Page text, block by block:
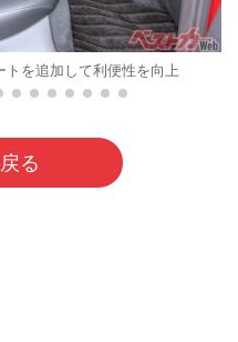
を追加して利便性を向上
る